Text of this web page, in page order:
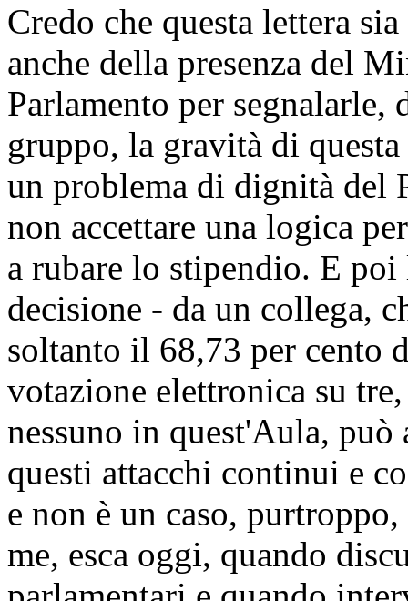
Credo che questa lettera
anche della presenza del
Parlamento per segnalarle,
gruppo, la gravità di
un problema di dignità del
non accettare una logica
a rubare lo stipendio. E
decisione - da un collega,
soltanto il 68,73 per cento
votazione elettronica su
nessuno in quest'Aula,
questi attacchi continui e
e non è un caso,
me, esca oggi, quando